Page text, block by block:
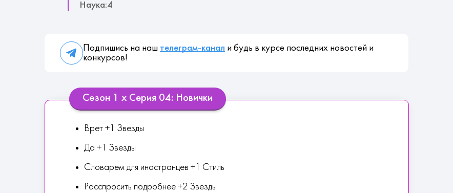
Наука:4
Подпишись на наш телеграм-канал и будь в курсе последних новостей и
конкурсов!
Сезон 1 х Серия 04: Новички
Врет +1 Звезды
Да +1 Звезды
Словарем для иностранцев +1 Стиль
Расспросить подробнее +2 Звезды